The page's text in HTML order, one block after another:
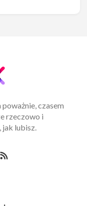
czasem
rzeczowo i
jak lubisz.